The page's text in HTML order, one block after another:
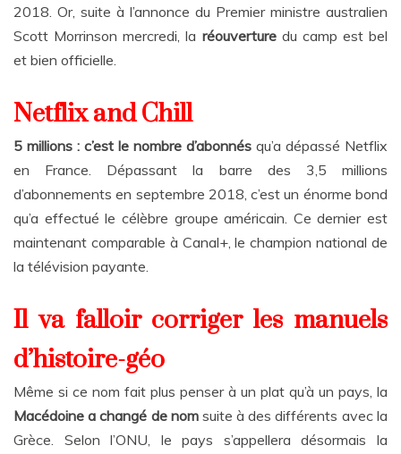
2018. Or, suite à l’annonce du Premier ministre australien
Scott Morrinson mercredi, la réouverturedu camp est bel
et bien officielle.
Netflix and Chill
5 millions : c’est le nombre d’abonnés qu’a dépassé Netflix
en France. Dépassant la barre des 3,5 millions
d’abonnements en septembre 2018, c’est un énorme bond
qu’a effectué le célèbre groupe américain. Ce dernier est
maintenant comparable à Canal+, le champion national de
la télévision payante.
Il va falloir corriger les manuels
d’histoire-géo
Même si ce nom fait plus penser à un plat qu’à un pays, la
Macédoine a changé de nomsuite à des différents avec la
Grèce. Selon l’ONU, le pays s’appellera désormais la